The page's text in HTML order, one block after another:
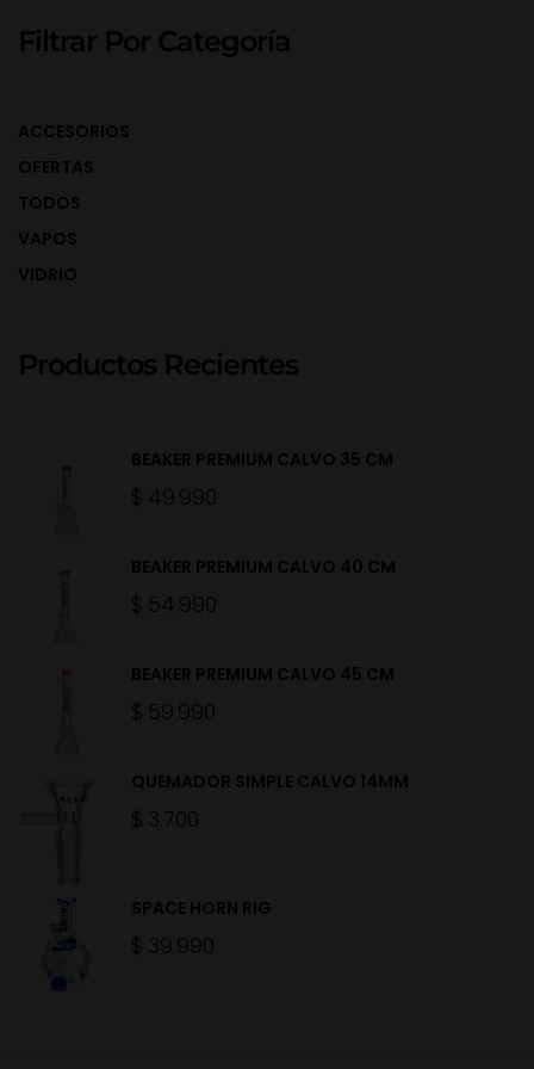
Filtrar Por Categoría
ACCESORIOS
OFERTAS
TODOS
VAPOS
VIDRIO
Productos Recientes
BEAKER PREMIUM CALVO 35 CM
$ 49.990
BEAKER PREMIUM CALVO 40 CM
$ 54.990
BEAKER PREMIUM CALVO 45 CM
$ 59.990
QUEMADOR SIMPLE CALVO 14MM
$ 3.700
SPACE HORN RIG
$ 39.990